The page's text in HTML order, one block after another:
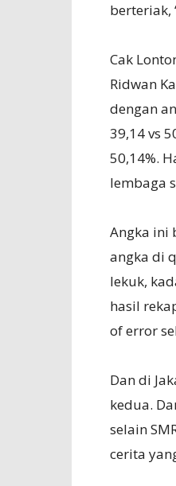
berteriak,
Cak
Ridwan
dengan
39,14 vs
50,14%.
lembaga
Angka ini
angka di
lekuk,
hasil
of error
Dan di
kedua.
selain
cerita